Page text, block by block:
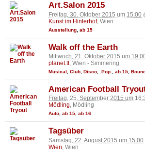
Art.Salon 2015
Freitag, 30. Oktober 2015 um 15:00
Kunst im Hinterhof, Wien
Ausstellung ab 15
Walk off the Earth
Mittwoch, 21. Oktober 2015 um
planet.tt, Wien - Simmering
Musical Club Disco .Pop. ab 15
American Football
Freitag, 25. September 2015 um
Mödling, Mödling
Auto, ab 15, ab 16
Tagsüber
Samstag, 22. August 2015 um 15:00
Wien , Wien